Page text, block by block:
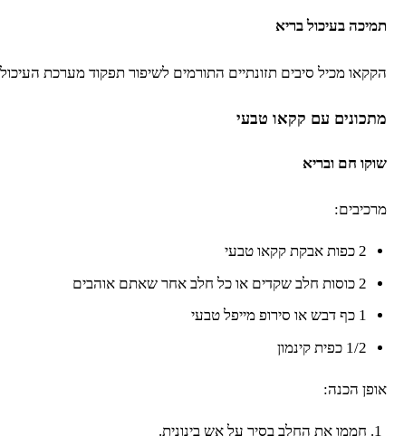
תמיכה בעיכול בריא
הקקאו מכיל סיבים תזונתיים התורמים לשיפור תפקוד מערכת
מתכונים עם קקאו טבעי
שוקו חם ובריא
מרכיבים:
2 כפות אבקת קקאו טבעי
2 כוסות חלב שקדים או כל חלב אחר שאתם אוהבים
1 כף דבש או סירופ מייפל טבעי
1/2 כפית קינמון
אופן הכנה:
חממו את החלב בסיר על אש בינונית.